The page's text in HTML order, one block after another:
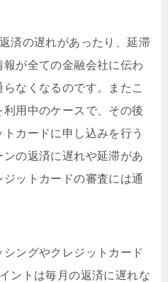
済の遅れがあったり、延滞
が全ての金融会社に伝わ
なくなるのです。またこ
用中のケースで、その後
カードに申し込みを行う
の返済に遅れや延滞があ
ットカードの審査には通
ングやクレジットカード
ントは毎月の返済に遅れな